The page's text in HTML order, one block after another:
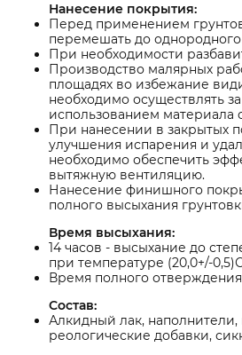
Нанесение покрытия:
Перед применением
перемешать до однородного
При необходимости
Производство малярных
площадях во избежание
необходимо осуществлять
использованием материала
При нанесении в закрытых
улучшения испарения и
необходимо обеспечить
вытяжную вентиляцию.
Нанесение финишного
полного высыхания
Время высыхания:
14 часов - высыхание до
при температуре (20,0+/-
Время полного отверждения
Состав:
Алкидный лак, наполнители,
реологические добавки,